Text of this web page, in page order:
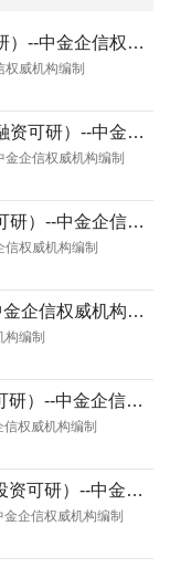
稀土材料进入性调查报告（境外投资可研）--中金企信权威机构编制
威机构编制
高性能微球材料项目尽职调查报告（投融资可研）--中金企信权威机构编制
企信权威机构编制
碳纳米管产业规划报告（投资价值评估可研）--中金企信权威机构编制
权威机构编制
卫星产业规划报告（境外投资可研）--中金企信权威机构编制
编制
AI图像生成项目可行性研究报告（立项可研）--中金企信权威机构编制
权威机构编制
AI视觉检测项目可行性研究报告（境外投资可研）--中金企信权威机构编制
企信权威机构编制